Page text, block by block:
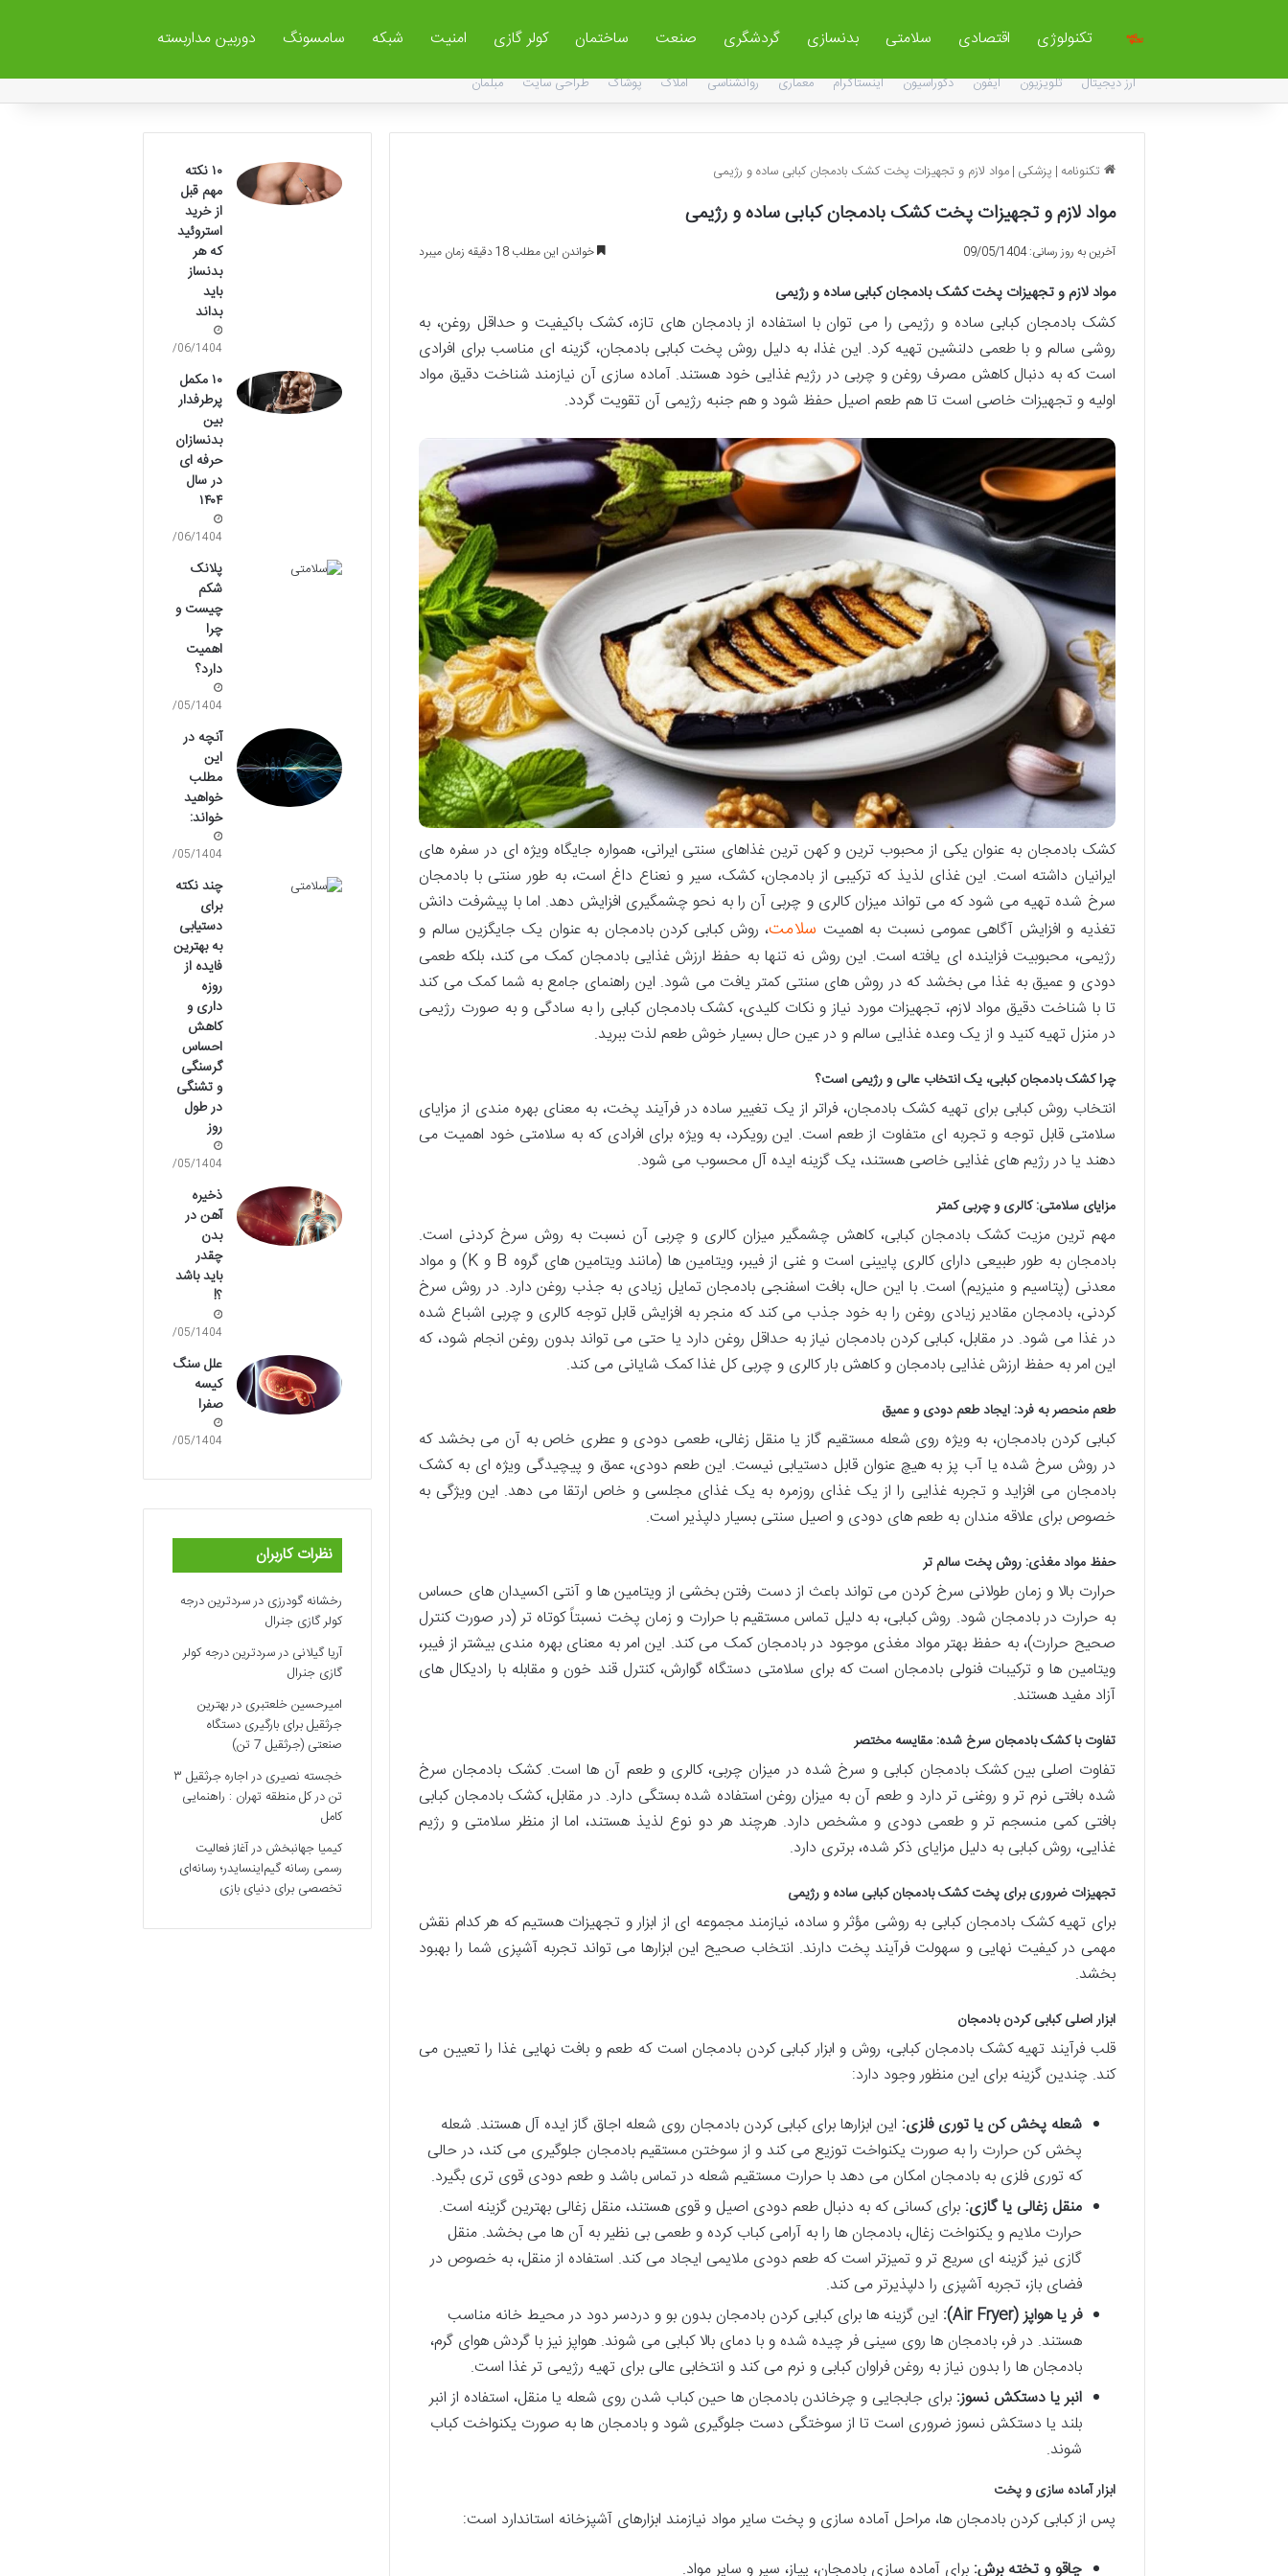
تکنولوژی اقتصادی سلامتی بدنسازی گردشگری صنعت ساختمان کولر گازی امنیت شبکه سامسونگ دوربین مداربسته
ارز دیجیتال تلویزیون آیفون دکوراسیون اینستاگرام معماری روانشناسی املاک پوشاک طراحی سایت مبلمان
تکنونامه | پزشکی | مواد لازم و تجهیزات پخت کشک بادمجان کبابی ساده و رژیمی
مواد لازم و تجهیزات پخت کشک بادمجان کبابی ساده و رژیمی
آخرین به روز رسانی: 09/05/1404 خواندن این مطلب 18 دقیقه زمان میبرد
مواد لازم و تجهیزات پخت کشک بادمجان کبابی ساده و رژیمی
کشک بادمجان کبابی ساده و رژیمی را می توان با استفاده از بادمجان های تازه، کشک باکیفیت و حداقل روغن، به
روشی سالم و با طعمی دلنشین تهیه کرد. این غذا، به دلیل روش پخت کبابی بادمجان، گزینه ای مناسب برای افرادی
است که به دنبال کاهش مصرف روغن و چربی در رژیم غذایی خود هستند. آماده سازی آن نیازمند شناخت دقیق مواد
اولیه و تجهیزات خاصی است تا هم طعم اصیل حفظ شود و هم جنبه رژیمی آن تقویت گردد.
کشک بادمجان به عنوان یکی از محبوب ترین و کهن ترین غذاهای سنتی ایرانی، همواره جایگاه ویژه ای در سفره های
ایرانیان داشته است. این غذای لذیذ که ترکیبی از بادمجان، کشک، سیر و نعناع داغ است، به طور سنتی با بادمجان
سرخ شده تهیه می شود که می تواند میزان کالری و چربی آن را به نحو چشمگیری افزایش دهد. اما با پیشرفت دانش
تغذیه و افزایش آگاهی عمومی نسبت به اهمیت سلامت، روش کبابی کردن بادمجان به عنوان یک جایگزین سالم و
رژیمی، محبوبیت فزاینده ای یافته است. این روش نه تنها به حفظ ارزش غذایی بادمجان کمک می کند، بلکه طعمی
دودی و عمیق به غذا می بخشد که در روش های سنتی کمتر یافت می شود. این راهنمای جامع به شما کمک می کند
تا با شناخت دقیق مواد لازم، تجهیزات مورد نیاز و نکات کلیدی، کشک بادمجان کبابی را به سادگی و به صورت رژیمی
در منزل تهیه کنید و از یک وعده غذایی سالم و در عین حال بسیار خوش طعم لذت ببرید.
چرا کشک بادمجان کبابی، یک انتخاب عالی و رژیمی است؟
انتخاب روش کبابی برای تهیه کشک بادمجان، فراتر از یک تغییر ساده در فرآیند پخت، به معنای بهره مندی از مزایای
سلامتی قابل توجه و تجربه ای متفاوت از طعم است. این رویکرد، به ویژه برای افرادی که به سلامتی خود اهمیت می
دهند یا در رژیم های غذایی خاصی هستند، یک گزینه ایده آل محسوب می شود.
مزایای سلامتی: کالری و چربی کمتر
مهم ترین مزیت کشک بادمجان کبابی، کاهش چشمگیر میزان کالری و چربی آن نسبت به روش سرخ کردنی است.
بادمجان به طور طبیعی دارای کالری پایینی است و غنی از فیبر، ویتامین ها (مانند ویتامین های گروه B و K) و مواد
معدنی (پتاسیم و منیزیم) است. با این حال، بافت اسفنجی بادمجان تمایل زیادی به جذب روغن دارد. در روش سرخ
کردنی، بادمجان مقادیر زیادی روغن را به خود جذب می کند که منجر به افزایش قابل توجه کالری و چربی اشباع شده
در غذا می شود. در مقابل، کبابی کردن بادمجان نیاز به حداقل روغن دارد یا حتی می تواند بدون روغن انجام شود، که
این امر به حفظ ارزش غذایی بادمجان و کاهش بار کالری و چربی کل غذا کمک شایانی می کند.
طعم منحصر به فرد: ایجاد طعم دودی و عمیق
کبابی کردن بادمجان، به ویژه روی شعله مستقیم گاز یا منقل زغالی، طعمی دودی و عطری خاص به آن می بخشد که
در روش سرخ شده یا آب پز به هیچ عنوان قابل دستیابی نیست. این طعم دودی، عمق و پیچیدگی ویژه ای به کشک
بادمجان می افزاید و تجربه غذایی را از یک غذای روزمره به یک غذای مجلسی و خاص ارتقا می دهد. این ویژگی به
خصوص برای علاقه مندان به طعم های دودی و اصیل سنتی بسیار دلپذیر است.
حفظ مواد مغذی: روش پخت سالم تر
حرارت بالا و زمان طولانی سرخ کردن می تواند باعث از دست رفتن بخشی از ویتامین ها و آنتی اکسیدان های حساس
به حرارت در بادمجان شود. روش کبابی، به دلیل تماس مستقیم با حرارت و زمان پخت نسبتاً کوتاه تر (در صورت کنترل
صحیح حرارت)، به حفظ بهتر مواد مغذی موجود در بادمجان کمک می کند. این امر به معنای بهره مندی بیشتر از فیبر،
ویتامین ها و ترکیبات فنولی بادمجان است که برای سلامتی دستگاه گوارش، کنترل قند خون و مقابله با رادیکال های
آزاد مفید هستند.
تفاوت با کشک بادمجان سرخ شده: مقایسه مختصر
تفاوت اصلی بین کشک بادمجان کبابی و سرخ شده در میزان چربی، کالری و طعم آن ها است. کشک بادمجان سرخ
شده بافتی نرم تر و روغنی تر دارد و طعم آن به میزان روغن استفاده شده بستگی دارد. در مقابل، کشک بادمجان کبابی
بافتی کمی منسجم تر و طعمی دودی و مشخص دارد. هرچند هر دو نوع لذیذ هستند، اما از منظر سلامتی و رژیم
غذایی، روش کبابی به دلیل مزایای ذکر شده، برتری دارد.
تجهیزات ضروری برای پخت کشک بادمجان کبابی ساده و رژیمی
برای تهیه کشک بادمجان کبابی به روشی مؤثر و ساده، نیازمند مجموعه ای از ابزار و تجهیزات هستیم که هر کدام نقش
مهمی در کیفیت نهایی و سهولت فرآیند پخت دارند. انتخاب صحیح این ابزارها می تواند تجربه آشپزی شما را بهبود
بخشد.
ابزار اصلی کبابی کردن بادمجان
قلب فرآیند تهیه کشک بادمجان کبابی، روش و ابزار کبابی کردن بادمجان است که طعم و بافت نهایی غذا را تعیین می
کند. چندین گزینه برای این منظور وجود دارد:
شعله پخش کن یا توری فلزی: این ابزارها برای کبابی کردن بادمجان روی شعله اجاق گاز ایده آل هستند. شعله
پخش کن حرارت را به صورت یکنواخت توزیع می کند و از سوختن مستقیم بادمجان جلوگیری می کند، در حالی
که توری فلزی به بادمجان امکان می دهد با حرارت مستقیم شعله در تماس باشد و طعم دودی قوی تری بگیرد.
منقل زغالی یا گازی: برای کسانی که به دنبال طعم دودی اصیل و قوی هستند، منقل زغالی بهترین گزینه است.
حرارت ملایم و یکنواخت زغال، بادمجان ها را به آرامی کباب کرده و طعمی بی نظیر به آن ها می بخشد. منقل
گازی نیز گزینه ای سریع تر و تمیزتر است که طعم دودی ملایمی ایجاد می کند. استفاده از منقل، به خصوص در
فضای باز، تجربه آشپزی را دلپذیرتر می کند.
فر یا هواپز (Air Fryer):
این گزینه ها برای کبابی کردن بادمجان بدون بو و دردسر دود در محیط خانه مناسب
هستند. در فر، بادمجان ها روی سینی فر چیده شده و با دمای بالا کبابی می شوند. هواپز نیز با گردش هوای گرم،
بادمجان ها را بدون نیاز به روغن فراوان کبابی و نرم می کند و انتخابی عالی برای تهیه رژیمی تر غذا است.
انبر یا دستکش نسوز: برای جابجایی و چرخاندن بادمجان ها حین کباب شدن روی شعله یا منقل، استفاده از انبر
بلند یا دستکش نسوز ضروری است تا از سوختگی دست جلوگیری شود و بادمجان ها به صورت یکنواخت کباب
شوند.
ابزار آماده سازی و پخت
پس از کبابی کردن بادمجان ها، مراحل آماده سازی و پخت سایر مواد نیازمند ابزارهای آشپزخانه استاندارد است:
چاقو و تخته برش: برای آماده سازی بادمجان، پیاز، سیر و سایر مواد.
۱۰ نکته
مهم قبل
از خرید
استروئید
که هر
بدنساز
باید
بداند
30/06/1404
۱۰ مکمل
پرطرفدار
بین
بدنسازان
حرفه ای
در سال
۱۴۰۴
30/06/1404
پلانک
شکم
چیست و
چرا
اهمیت
دارد؟
09/05/1404
آنچه در
این
مطلب
خواهید
خواند:
09/05/1404
چند نکته
برای
دستیابی
به بهترین
فایده از
روزه
داری و
کاهش
احساس
گرسنگی
و تشنگی
در طول
روز
09/05/1404
ذخیره
آهن در
بدن
چقدر
باید باشد
؟!
09/05/1404
علل سنگ
کیسه
صفرا
09/05/1404
نظرات کاربران
رخشانه گودرزی درسردترین درجه
کولر گازی جنرال
آریا گیلانی درسردترین درجه کولر
گازی جنرال
امیرحسین خلعتبری دربهترین
جرثقیل برای بارگیری دستگاه
صنعتی (جرثقیل 7 تن)
خجسته نصیری در
اجاره جرثقیل ۳
تن در کل منطقه تهران : راهنمایی
کامل
کیمیا جهانبخش درآغاز فعالیت
رسمی رسانه گیم‌اینسایدر؛ رسانه‌ای
تخصصی برای دنیای بازی‌